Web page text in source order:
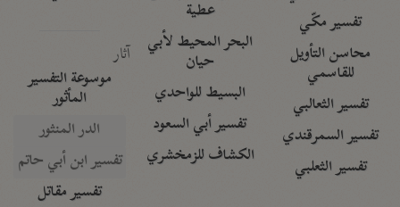
تفسير مكّي
محاسن التأويل
للقاسمي
تفسير الثعالبي
تفسير السمرقندي
تفسير الثعلبي
عطية
البحر المحيط لأبي
حيان
البسيط للواحدي
تفسير أبي السعود
الكشاف للزمخشري
آثار
موسوعة التفسير
المأثور
الدر المنثور
تفسير ابن أبي حاتم
تفسير مقاتل